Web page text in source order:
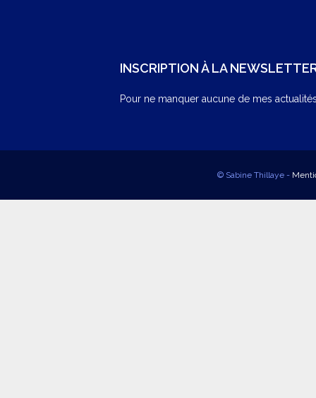
INSCRIPTION À LA
Pour ne manquer aucune de mes
© Sabine Thillaye -